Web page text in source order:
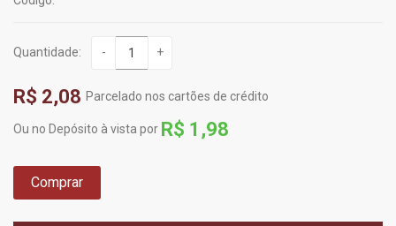
Quantidade: - +
R$ 2,08 Parcelado nos cartões de crédito
Ou no Depósito à vista por R$ 1,98
Comprar